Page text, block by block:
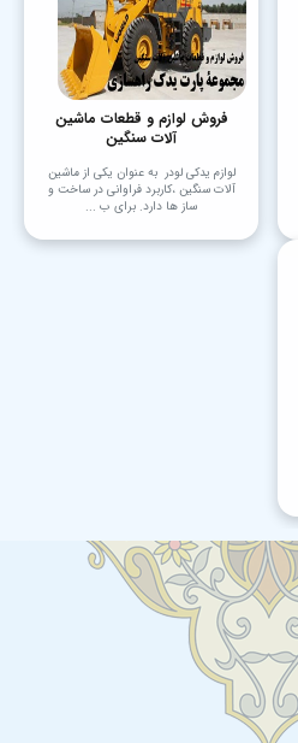
فروش لوازم و قطعات ماشین
آلات سنگین
لوازم یدکی لودر به عنوان یکی از ماشین
آلات سنگین ،کاربرد فراوانی در ساخت و
ساز ها دارد. برای ب ...